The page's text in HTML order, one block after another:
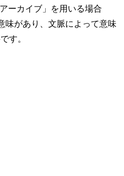
ーカイブ」を用いる場合
味があり、文脈によって意味
す。